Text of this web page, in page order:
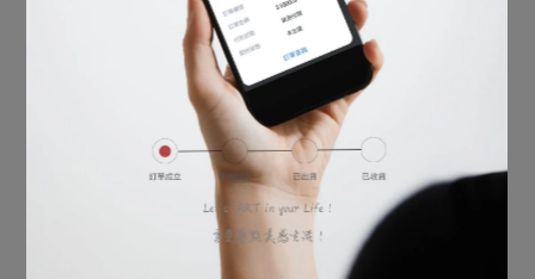
【 畫心系列 】王羲之・快
In den Warenkorb
【 Mini 橫卷 】文徵明・蘭
亭敘
Verkauft: 56
NT$3.780
In den Warenkorb